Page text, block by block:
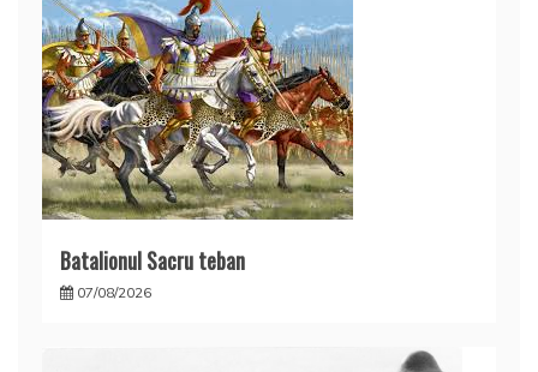
Batalionul Sacru teban
07/08/2026